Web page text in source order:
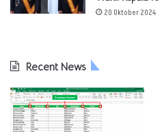
20 Oktober 2024
Recent News